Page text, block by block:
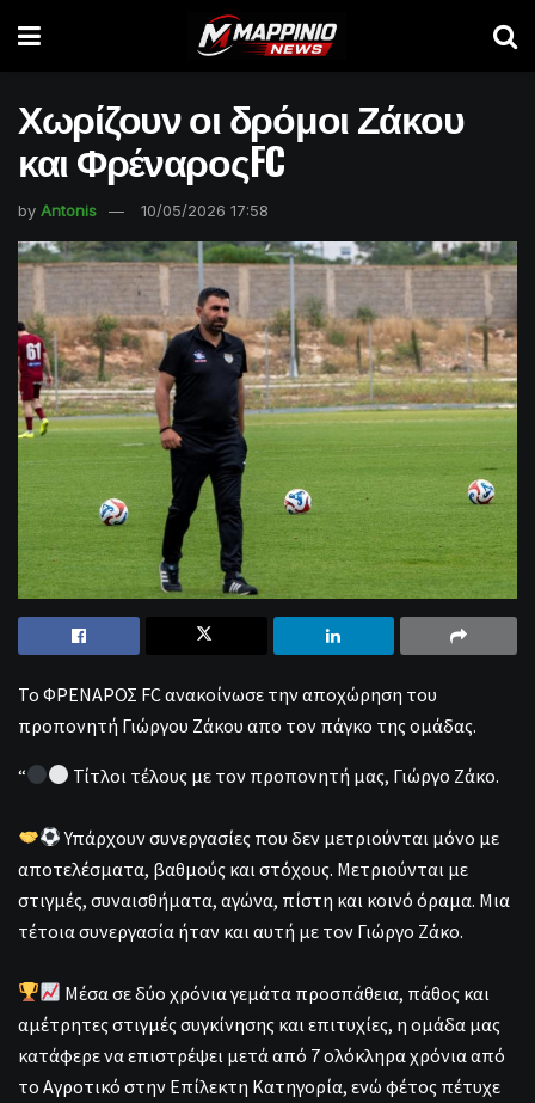
Χωρίζουν οι δρόμοι Ζάκου
και ΦρέναροςFC
by Antonis 10/05/2026 17:58
Το ΦΡΕΝΑΡΟΣ FC ανακοίνωσε την αποχώρηση του
προπονητή Γιώργου Ζάκου απο τον πάγκο της ομάδας.
“ Τίτλοι τέλους με τον προπονητή μας, Γιώργο Ζάκο.
Υπάρχουν συνεργασίες που δεν μετριούνται μόνο με
αποτελέσματα, βαθμούς και στόχους. Μετριούνται με
στιγμές, συναισθήματα, αγώνα, πίστη και κοινό όραμα. Μια
τέτοια συνεργασία ήταν και αυτή με τον Γιώργο Ζάκο.
Μέσα σε δύο χρόνια γεμάτα προσπάθεια, πάθος και
αμέτρητες στιγμές συγκίνησης και επιτυχίες, η ομάδα μας
κατάφερε να επιστρέψει μετά από 7 ολόκληρα χρόνια από
το Αγροτικό στην Επίλεκτη Κατηγορία, ενώ φέτος πέτυχε